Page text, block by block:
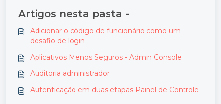
Artigos nesta pasta -
Adicionar o código de funcionário como um
desafio de login
Aplicativos Menos Seguros - Admin Console
Auditoria administrador
Autenticação em duas etapas Painel de Controle